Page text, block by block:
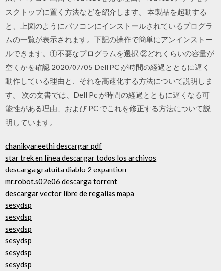
スクトップに置く方法などを紹介します。 本製品を起動する
と、上図のようにパソコンにインストールされているプログラ
ムの一覧が表示されます。下記の操作で簡単にアンインストー
ルできます。①不要なプログラムを選択 ②どれくらいの容量が
空くかを確認 2020/07/05 Dell PC が時間の経過とともに遅く
動作している理由と、それを高速化する方法について説明しま
す。 次の文書では、Dell Pc が時間の経過とともに遅くなる可
能性がある理由、および PC でこれを修正する方法について説
明しています。
chanikyaneethi descargar pdf
star trek en línea descargar todos los archivos
descarga gratuita diablo 2 expantion
mr.robot.s02e06 descarga torrent
descargar vector libre de regalías mapa
sesydsp
sesydsp
sesydsp
sesydsp
sesydsp
sesydsp